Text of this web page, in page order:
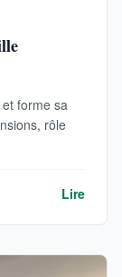
forme sa
rôle
Lire